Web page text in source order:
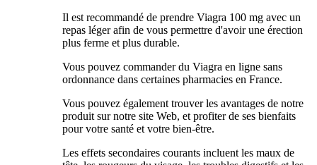
Il est recommandé de prendre Viagra 100 mg avec un
repas léger afin de vous permettre d'avoir une érection
plus ferme et plus durable.
Vous pouvez commander du Viagra en ligne sans
ordonnance dans certaines pharmacies en France.
Vous pouvez également trouver les avantages de notre
produit sur notre site Web, et profiter de ses bienfaits
pour votre santé et votre bien-être.
Les effets secondaires courants incluent les maux de